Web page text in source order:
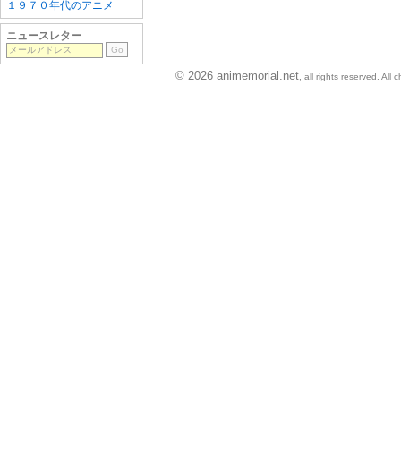
１９７０年代のアニメ
ニュースレター
© 2026 animemorial.net , all rights reserved. All